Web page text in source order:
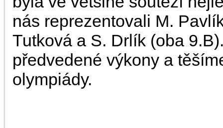
nás reprezentovali M.
Tutková a S. Drlík (oba
předvedené výkony a
olympiády.